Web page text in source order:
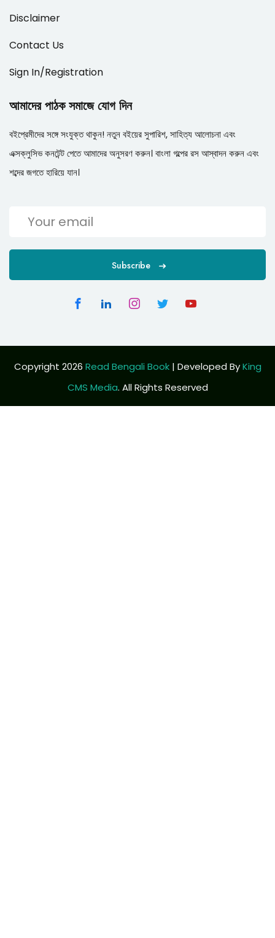
Disclaimer
Contact Us
Sign In/Registration
আমাদের পাঠক সমাজে যোগ দিন
বইপ্রেমীদের সঙ্গে সংযুক্ত থাকুন! নতুন বইয়ের সুপারিশ, সাহিত্য আলোচনা এবং
এক্সক্লুসিভ কনটেন্ট পেতে আমাদের অনুসরণ করুন। বাংলা গল্পের রস আস্বাদন করুন এবং
শব্দের জগতে হারিয়ে যান।
Subscribe
Copyright 2026 Read Bengali Book| Developed ByKing
CMS Media. All Rights Reserved